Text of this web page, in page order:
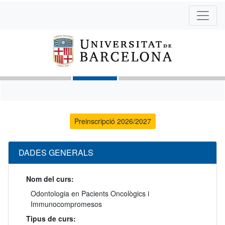
Preinscripció 2026/2027
DADES GENERALS
Nom del curs:
Odontologia en Pacients Oncològics i
Immunocompromesos
Tipus de curs: